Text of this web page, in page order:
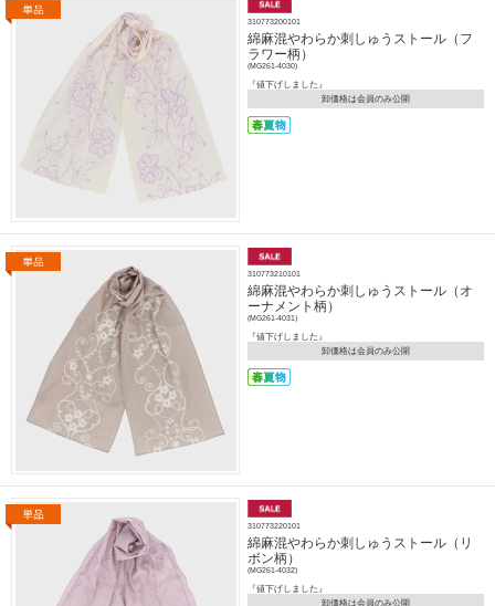
310773200101
綿麻混やわらか刺しゅうストール（フ
ラワー柄）
(MG261-4030)
『値下げしました』
卸価格は会員のみ公開
310773210101
綿麻混やわらか刺しゅうストール（オ
ーナメント柄）
(MG261-4031)
『値下げしました』
卸価格は会員のみ公開
310773220101
綿麻混やわらか刺しゅうストール（リ
ボン柄）
(MG261-4032)
『値下げしました』
卸価格は会員のみ公開